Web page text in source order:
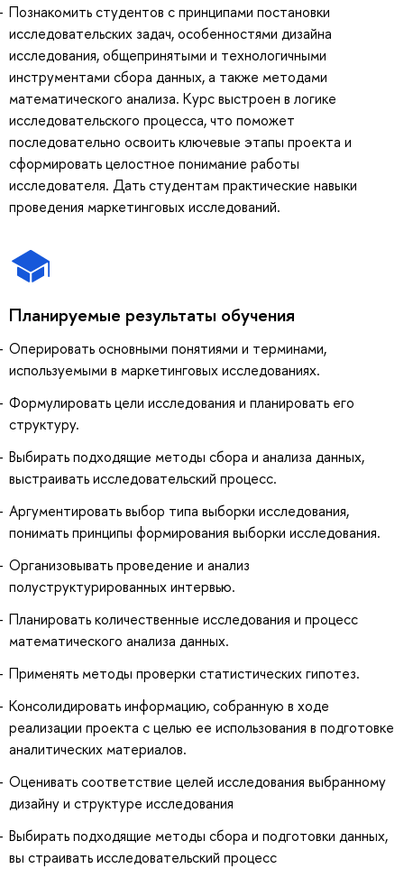
Познакомить студентов с принципами постановки
исследовательских задач, особенностями дизайна
исследования, общепринятыми и технологичными
инструментами сбора данных, а также методами
математического анализа. Курс выстроен в логике
исследовательского процесса, что поможет
последовательно освоить ключевые этапы проекта и
сформировать целостное понимание работы
исследователя. Дать студентам практические навыки
проведения маркетинговых исследований.
Планируемые результаты обучения
Оперировать основными понятиями и терминами,
используемыми в маркетинговых исследованиях.
Формулировать цели исследования и планировать его
структуру.
Выбирать подходящие методы сбора и анализа данных,
выстраивать исследовательский процесс.
Аргументировать выбор типа выборки исследования,
понимать принципы формирования выборки исследования.
Организовывать проведение и анализ
полуструктурированных интервью.
Планировать количественные исследования и процесс
математического анализа данных.
Применять методы проверки статистических гипотез.
Консолидировать информацию, собранную в ходе
реализации проекта с целью ее использования в подготовке
аналитических материалов.
Оценивать соответствие целей исследования выбранному
дизайну и структуре исследования
Выбирать подходящие методы сбора и подготовки данных,
вы страивать исследовательский процесс